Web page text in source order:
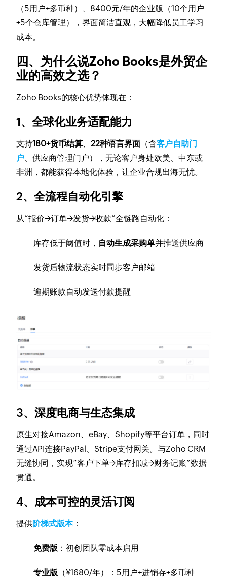
（5用户+多币种）、8400元/年的企业版（10个用户
+5个仓库管理），界面简洁直观，大幅降低员工学习
成本。
四、为什么说Zoho Books是外贸企
业的高效之选？
Zoho Books的核心优势体现在：
1、全球化业务适配能力
支持180+货币结算、22种语言界面 （含客户自助门
户、供应商管理门户），无论客户身处欧美、中东或
非洲，都能获得本地化体验，让企业合规出海无忧。
2、全流程自动化引擎
从“报价→订单→发货→收款”全链路自动化：
库存低于阈值时， 自动生成采购单并推送供应商
发货后物流状态实时同步客户邮箱
逾期账款自动发送付款提醒
3、深度电商与生态集成
原生对接Amazon、eBay、Shopify等平台订单，同时
通过API连接PayPal、Stripe支付网关。与Zoho CRM
无缝协同，实现“客户下单→库存扣减→财务记账”数据
贯通。
4、成本可控的灵活订阅
提供阶梯式版本：
免费版 ：初创团队零成本启用
专业版 （¥1680/年）：5用户+进销存+多币种